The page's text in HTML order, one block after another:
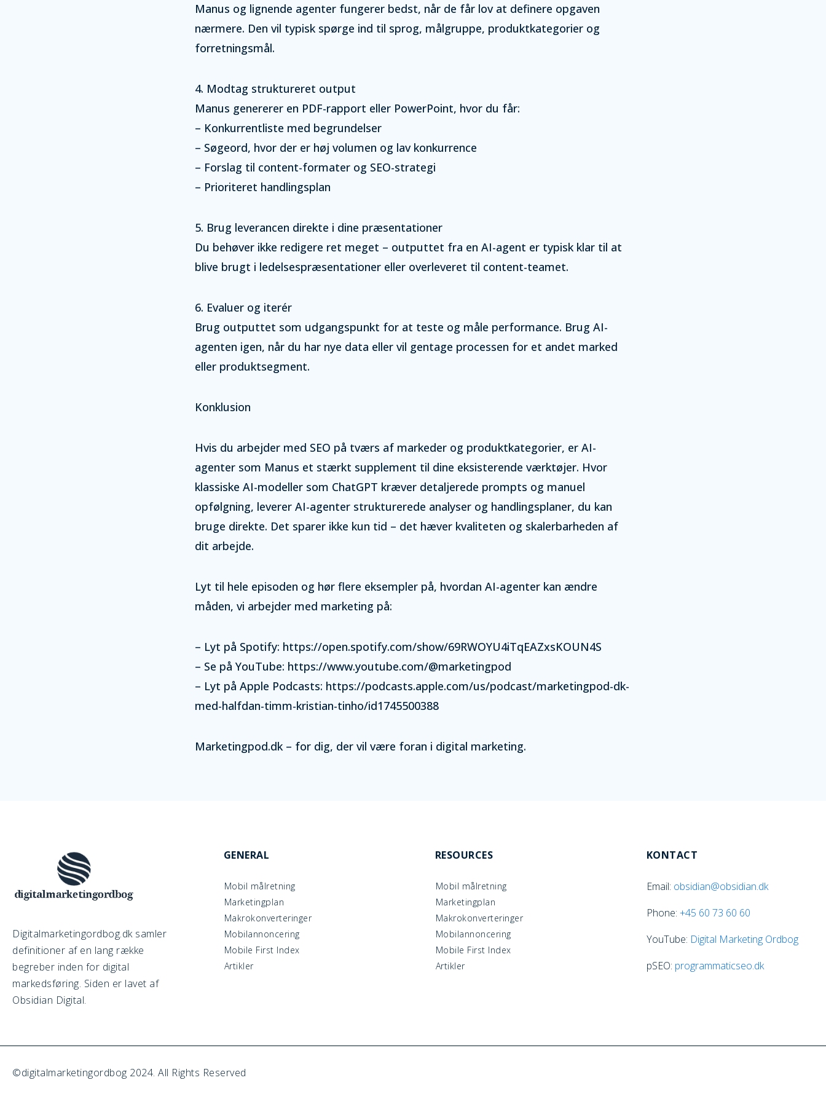
Manus og lignende agenter fungerer bedst, når de får lov at definere opgaven
nærmere. Den vil typisk spørge ind til sprog, målgruppe, produktkategorier og
forretningsmål.
4. Modtag struktureret output
Manus genererer en PDF-rapport eller PowerPoint, hvor du får:
– Konkurrentliste med begrundelser
– Søgeord, hvor der er høj volumen og lav konkurrence
– Forslag til content-formater og SEO-strategi
– Prioriteret handlingsplan
5. Brug leverancen direkte i dine præsentationer
Du behøver ikke redigere ret meget – outputtet fra en AI-agent er typisk klar til at
blive brugt i ledelsespræsentationer eller overleveret til content-teamet.
6. Evaluer og iterér
Brug outputtet som udgangspunkt for at teste og måle performance. Brug AI-
agenten igen, når du har nye data eller vil gentage processen for et andet marked
eller produktsegment.
Konklusion
Hvis du arbejder med SEO på tværs af markeder og produktkategorier, er AI-
agenter som Manus et stærkt supplement til dine eksisterende værktøjer. Hvor
klassiske AI-modeller som ChatGPT kræver detaljerede prompts og manuel
opfølgning, leverer AI-agenter strukturerede analyser og handlingsplaner, du kan
bruge direkte. Det sparer ikke kun tid – det hæver kvaliteten og skalerbarheden af
dit arbejde.
Lyt til hele episoden og hør flere eksempler på, hvordan AI-agenter kan ændre
måden, vi arbejder med marketing på:
– Lyt på Spotify: https://open.spotify.com/show/69RWOYU4iTqEAZxsKOUN4S
– Se på YouTube: https://www.youtube.com/@marketingpod
– Lyt på Apple Podcasts: https://podcasts.apple.com/us/podcast/marketingpod-dk-
med-halfdan-timm-kristian-tinho/id1745500388
Marketingpod.dk – for dig, der vil være foran i digital marketing.
Digitalmarketingordbog.dk samler
definitioner af en lang række
begreber inden for digital
markedsføring. Siden er lavet af
Obsidian Digital.
GENERAL
Mobil målretning
Marketingplan
Makrokonverteringer
Mobilannoncering
Mobile First Index
Artikler
RESOURCES
Mobil målretning
Marketingplan
Makrokonverteringer
Mobilannoncering
Mobile First Index
Artikler
KONTACT
Email: obsidian@obsidian.dk
Phone: +45 60 73 60 60
YouTube: Digital Marketing Ordbog
pSEO: programmaticseo.dk
©digitalmarketingordbog 2024. All Rights Reserved